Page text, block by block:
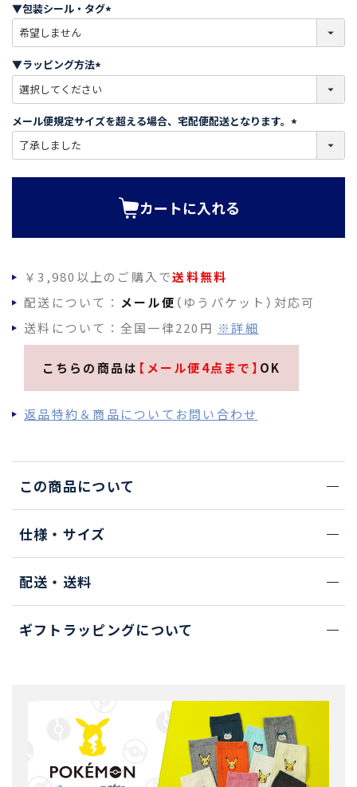
)
▼包装シール・タグ
必
)
▼ラッピング方法
必
須
)
メール便規定サイズを超える場合、宅配便配送となります。
必
カートに入れる
￥3,980以上のご購入で送料無料
配送について： メール便 （ゆうパケット）対応可
送料について：全国一律220円 ※詳細
こちらの商品は 【メール便4点まで】 OK
返品特約＆商品についてお問い合わせ
この商品について
仕様・サイズ
配送・送料
ギフトラッピングについて